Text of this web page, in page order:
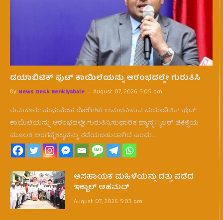
ಡಯಾಬಿಟಿಕ್ ಪುಟ್ ಕಾಯಿಲೆಯನ್ನು ಆರಂಭದಲ್ಲೇ ಗುರುತಿಸಿ
By News Desk Benkiyabale August 07, 2026 5:05 pm
ತುಮಕೂರು: ಮಧುಮೇಹ ರೋಗಿಗಳು ಅನುಭವಿಸುವ ಡಯಾಬಿಟಿಕ್ ಪುಟ್
ಕಾಯಿಲೆಯನ್ನು ಆರಂಭದಲ್ಲೇ ಗುರುತಿಸಿ,ಸುಧಾರಿತ ವ್ಯಾಸ್ಕ÷್ಯಲರ್ ಚಿಕಿತ್ಸೆಯ
ಮೂಲಕ ಅಂಗವೈಕಲ್ಯವನ್ನು ತಡೆಯಬಹುದಾಗಿದೆ ಎಂದು…
ಅಸಹಾಯಕ ಮಹಿಳೆಯನ್ನು ದತ್ತು ಪಡೆದ
ಇಕ್ಬಾಲ್ ಅಹಮದ್
August 07, 2026 5:03 pm